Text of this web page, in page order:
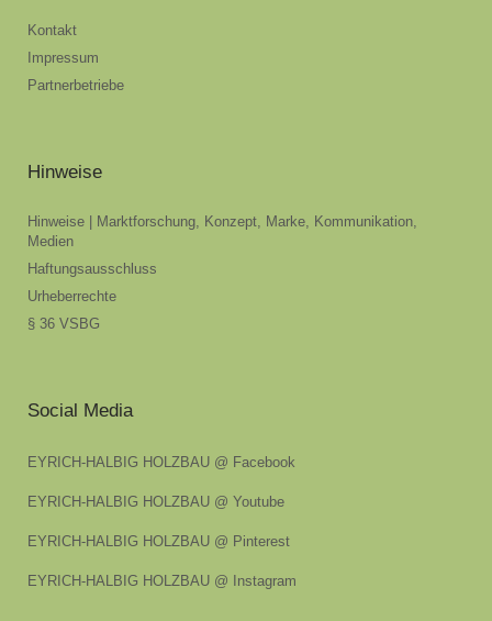
Kontakt
Impressum
Partnerbetriebe
Hinweise
Hinweise | Marktforschung, Konzept, Marke, Kommunikation,
Medien
Haftungsausschluss
Urheberrechte
§ 36 VSBG
Social Media
EYRICH-HALBIG HOLZBAU @ Facebook
EYRICH-HALBIG HOLZBAU @ Youtube
EYRICH-HALBIG HOLZBAU @ Pinterest
EYRICH-HALBIG HOLZBAU @ Instagram